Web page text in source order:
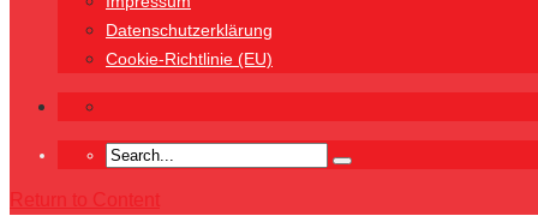
Datenschutzerklärung
Cookie-Richtlinie (EU)
Return to Content